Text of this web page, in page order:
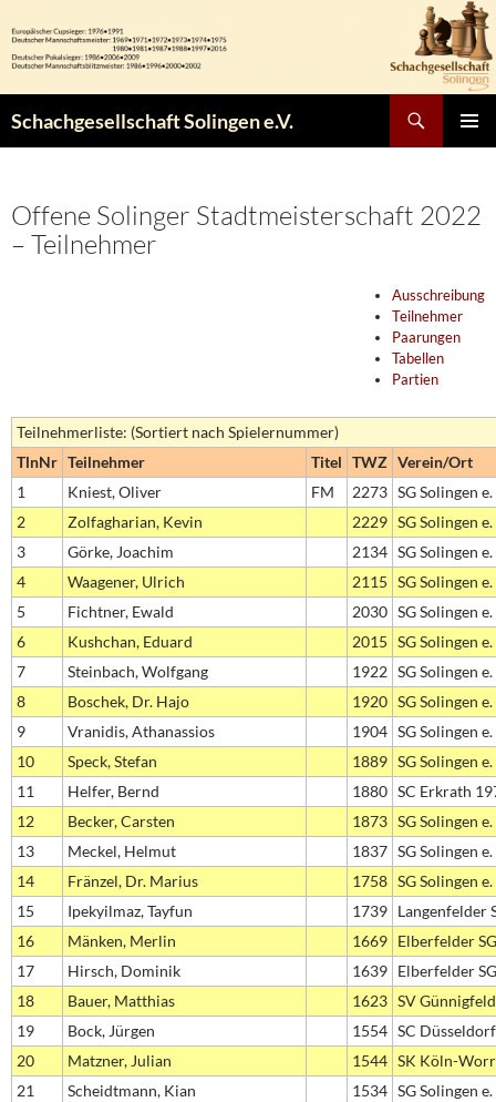
Inhalt
springen
Schachgesellschaft Solingen e.V.
Offene Solinger Stadtmeisterschaft 2022
– Teilnehmer
Ausschreibung
Teilnehmer
Paarungen
Tabellen
Partien
Teilnehmerliste: (Sortiert nach Spielernummer)
TlnNr Teilnehmer Titel TWZ Verein/Ort
1
Kniest, Oliver FM 2273 SG Solingen e.
2
Zolfagharian, Kevin 2229 SG Solingen e.
3
Görke, Joachim 2134 SG Solingen e.
4
Waagener, Ulrich 2115 SG Solingen e.
5
Fichtner, Ewald 2030 SG Solingen e.
6
Kushchan, Eduard 2015 SG Solingen e.
7
Steinbach, Wolfgang 1922 SG Solingen e.
8
Boschek, Dr. Hajo 1920 SG Solingen e.
9
Vranidis, Athanassios 1904 SG Solingen e.
10
Speck, Stefan 1889 SG Solingen e.
11
Helfer, Bernd 1880 SC Erkrath
12
Becker, Carsten 1873 SG Solingen e.
13
Meckel, Helmut 1837 SG Solingen e.
14
Fränzel, Dr. Marius 1758 SG Solingen e.
15
Ipekyilmaz, Tayfun 1739 Langenfelder
16
Mänken, Merlin 1669 Elberfelder SG
17
Hirsch, Dominik 1639 Elberfelder SG
18
Bauer, Matthias 1623 SV
19
Bock, Jürgen 1554 SC
20
Matzner, Julian 1544 SK Köln-
21
Scheidtmann, Kian 1534 SG Solingen e.